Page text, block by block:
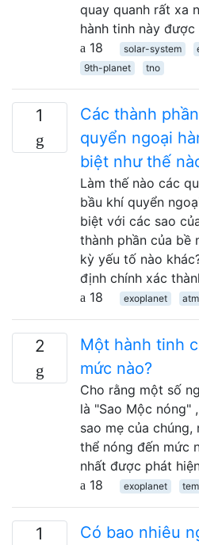
quay quanh rất xa
hành tinh này
18
solar-system
9th-planet
tno
1
Các thành
quyển ngoại
biệt như thế
Làm thế nào các
bầu khí quyển
biệt với các sao
thành phần của bề
kỳ yếu tố nào
định chính xác
18
exoplanet
2
Một hành tinh
mức nào?
Cho rằng một số
là "Sao Mộc nóng"
sao mẹ của chúng,
thể nóng đến mức
nhất được phát
18
exoplanet
1
Có bao nhiêu